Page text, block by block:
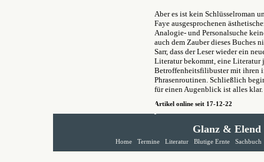
Aber es ist kein Schlüsselroman
Faye ausgesprochenen
Analogie- und Personalsuche
auch dem Zauber dieses Buches
Sarr, dass der Leser wieder ein
Literatur bekommt, eine Literatur
Betroffenheitsfilibuster mit ihren
Phrasenroutinen. Schließlich
für einen Augenblick ist alles
Artikel online seit 17-12-22
Glanz & Elend
Home Termine Literatur Blutige Ernte Sachbuch